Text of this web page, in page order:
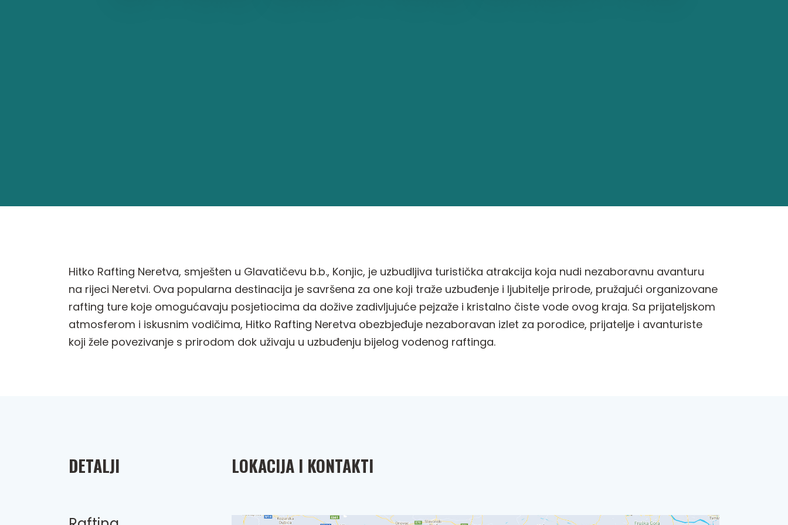
Hitko Rafting Neretva, smješten u Glavatičevu b.b., Konjic, je uzbudljiva turistička atrakcija koja nudi nezaboravnu avanturu
na rijeci Neretvi. Ova popularna destinacija je savršena za one koji traže uzbuđenje i ljubitelje prirode, pružajući organizovane
rafting ture koje omogućavaju posjetiocima da dožive zadivljujuće pejzaže i kristalno čiste vode ovog kraja. Sa prijateljskom
atmosferom i iskusnim vodičima, Hitko Rafting Neretva obezbjeđuje nezaboravan izlet za porodice, prijatelje i avanturiste
koji žele povezivanje s prirodom dok uživaju u uzbuđenju bijelog vodenog raftinga.
DETALJI LOKACIJA I KONTAKTI